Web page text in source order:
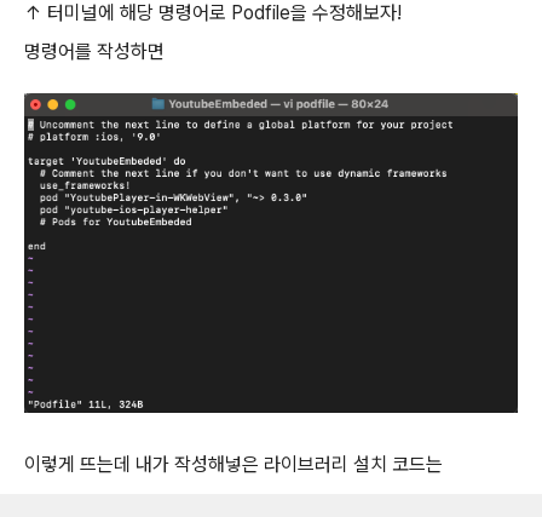
↑ 터미널에 해당 명령어로 Podfile을 수정해보자!
명령어를 작성하면
이렇게 뜨는데 내가 작성해넣은 라이브러리 설치 코드는